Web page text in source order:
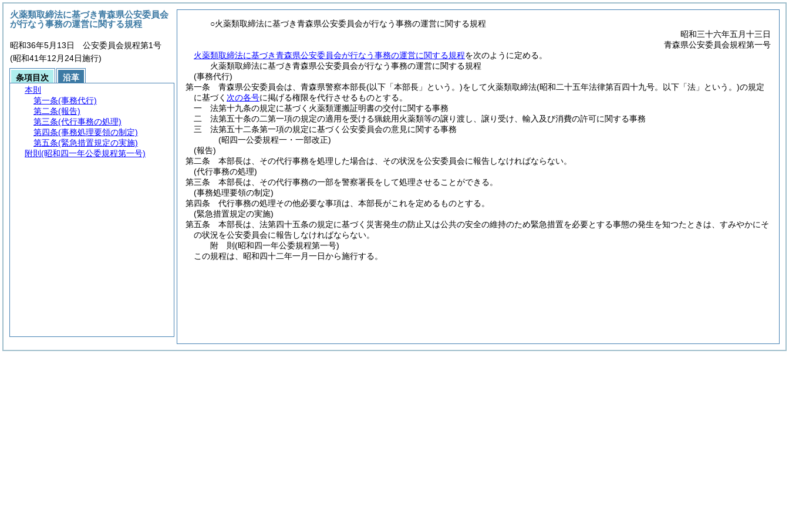
○火薬類取締法に基づき青森県公安委員会が行なう事務の運営に関する規程
昭和三十六年五月十三日
青森県公安委員会規程第一号
火薬類取締法に基づき青森県公安委員会が行なう事務の運営に関する規程を次のように定める。
火薬類取締法に基づき青森県公安委員会が行なう事務の運営に関する規程
(事務代行)
第一条
青森県公安委員会は、青森県警察本部長(以下「本部長」という。)をして火薬類取締法(昭和二十五年法律第百四十九号。以下「法」という。)の規定
に基づく 次の各号に掲げる権限を代行させるものとする。
一
法第十九条の規定に基づく火薬類運搬証明書の交付に関する事務
二
法第五十条の二第一項の規定の適用を受ける猟銃用火薬類等の譲り渡し、譲り受け、輸入及び消費の許可に関する事務
三
法第五十二条第一項の規定に基づく公安委員会の意見に関する事務
(昭四一公委規程一・一部改正)
(報告)
第二条
本部長は、その代行事務を処理した場合は、その状況を公安委員会に報告しなければならない。
(代行事務の処理)
第三条
本部長は、その代行事務の一部を警察署長をして処理させることができる。
(事務処理要領の制定)
第四条
代行事務の処理その他必要な事項は、本部長がこれを定めるものとする。
(緊急措置規定の実施)
第五条
本部長は、法第四十五条の規定に基づく災害発生の防止又は公共の安全の維持のため緊急措置を必要とする事態の発生を知つたときは、すみやかにそ
の状況を公安委員会に報告しなければならない。
附 則(昭和四一年公委規程第一号)
この規程は、昭和四十二年一月一日から施行する。
火薬類取締法に基づき青森県公安委員会
が行なう事務の運営に関する規程
昭和36年5月13日 公安委員会規程第1号
(昭和41年12月24日施行)
条項目次
沿革
本則
第一条(事務代行)
第二条(報告)
第三条(代行事務の処理)
第四条(事務処理要領の制定)
第五条(緊急措置規定の実施)
附則 (昭和四一年公委規程第一号)